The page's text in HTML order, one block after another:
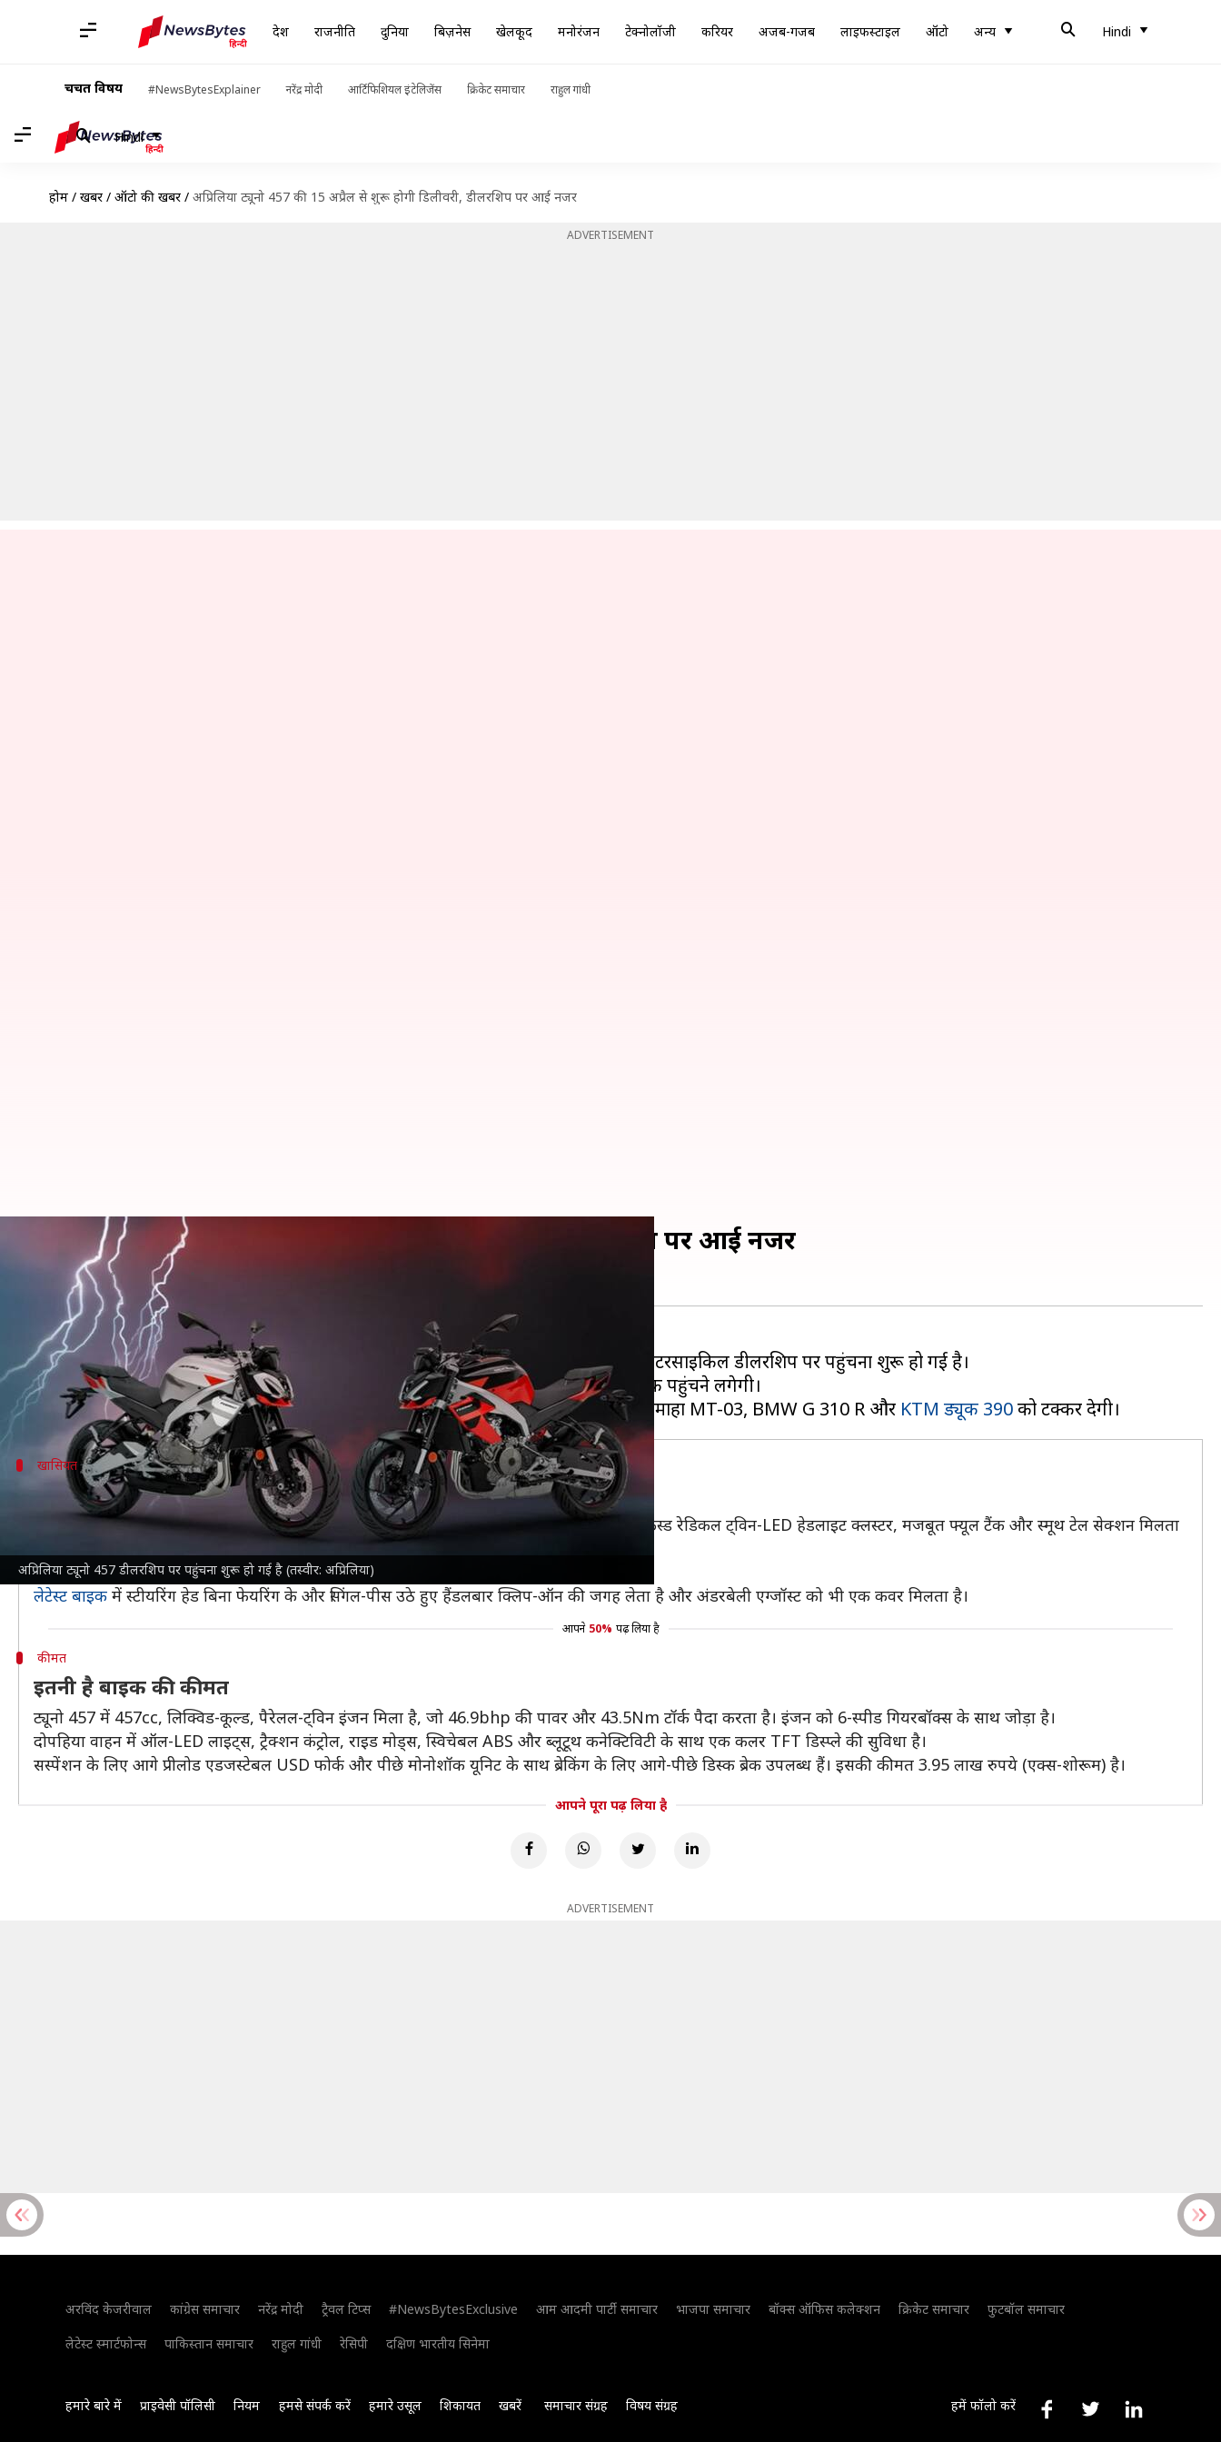
देश राजनीति दुनिया बिज़नेस खेलकूद मनोरंजन टेक्नोलॉजी करियर अजब-गजब लाइफस्टाइल ऑटो अन्य Hindi
चर्चित विषय #NewsBytesExplainer नरेंद्र मोदी आर्टिफिशियल इंटेलिजेंस क्रिकेट समाचार राहुल गांधी
Hindi
होम / खबरें / ऑटो की खबरें / अप्रिलिया ट्यूनो 457 की 15 अप्रैल से शुरू होगी डिलीवरी, डीलरशिप पर आई नजर
ADVERTISEMENT
अप्रिलिया ट्यूनो 457 डीलरशिप पर पहुंचना शुरू हो गई है (तस्वीर: अप्रिलिया)
अप्रिलिया ट्यूनो 457 की 15 अप्रैल से शुरू होगी डिलीवरी, डीलरशिप पर आई नजर
दिनेश चंद शर्मा Apr 08, 2025
क्या है खबर?
अप्रिलिया ने भारतीय बाजार में अपनी ट्यूनो 457 की डिलीवरी तारीख का खुलासा कर दिया है। यह मोटरसाइकिल डीलरशिप पर पहुंचना शुरू हो गई है।
15 अप्रैल से पूरे देश में इसकी डिलीवरी शुरू हो जाएगी, जबकि महाराष्ट्र में यह 4-5 दिनों में ग्राहकों तक पहुंचने लगेगी।
कंपनी की भारत में सबसे सस्ती इस बाइक को फरवरी में लॉन्च किया गया था। यह मोटरसाइकिल यामाहा MT-03, BMW G 310 R और KTM ड्यूक 390
खासियत
इन सुविधाओं से लैस है ट्यूनो 457
स्टाइलिंग और राइडिंग पोजीशन के मामले में ट्यूनो 457 अप्रिलिया RS 457 से अलग है। ट्यूनो में एक बग फेस्ड रेडिकल ट्विन-LED हेडलाइट क्लस्टर, मजबूत फ्यूल टैंक और स्मूथ टेल सेक्शन मिलता
नेकेड बाइक होने के कारण इसमें RS 457 की तुलना में इंजन और एल्यूमीनियम फ्रेम अधिक दिखती है।
लेटेस्ट बाइक में स्टीयरिंग हेड बिना फेयरिंग के और सिंगल-पीस उठे हुए हैंडलबार क्लिप-ऑन की जगह लेता है और अंडरबेली एग्जॉस्ट को भी एक कवर मिलता है।
आपने 50% पढ़ लिया है
कीमत
इतनी है बाइक की कीमत
ट्यूनो 457 में 457cc, लिक्विड-कूल्ड, पैरेलल-ट्विन इंजन मिला है, जो 46.9bhp की पावर और 43.5Nm टॉर्क पैदा करता है। इंजन को 6-स्पीड गियरबॉक्स के साथ जोड़ा है।
दोपहिया वाहन में ऑल-LED लाइट्स, ट्रैक्शन कंट्रोल, राइड मोड्स, स्विचेबल ABS और ब्लूटूथ कनेक्टिविटी के साथ एक कलर TFT डिस्प्ले की सुविधा है।
सस्पेंशन के लिए आगे प्रीलोड एडजस्टेबल USD फोर्क और पीछे मोनोशॉक यूनिट के साथ ब्रेकिंग के लिए आगे-पीछे डिस्क ब्रेक उपलब्ध हैं। इसकी कीमत 3.95 लाख रुपये (एक्स-शोरूम) है।
आपने पूरा पढ़ लिया है
ADVERTISEMENT
अरविंद केजरीवाल कांग्रेस समाचार नरेंद्र मोदी ट्रैवल टिप्स #NewsBytesExclusive आम आदमी पार्टी समाचार भाजपा समाचार बॉक्स ऑफिस कलेक्शन क्रिकेट समाचार
फुटबॉल समाचार
लेटेस्ट स्मार्टफोन्स
पाकिस्तान समाचार राहुल गांधी रेसिपी दक्षिण भारतीय सिनेमा
हमारे बारे में प्राइवेसी पॉलिसी नियम हमसे संपर्क करें हमारे उसूल शिकायत खबरें समाचार संग्रह विषय संग्रह हमें फॉलो करें